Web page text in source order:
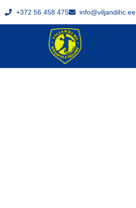
+372 56 458 475 info@viljandihc.ee